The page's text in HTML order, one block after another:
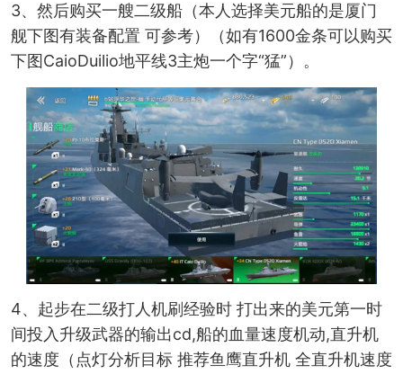
3、然后购买一艘二级船（本人选择美元船的是厦门
舰下图有装备配置 可参考）（如有1600金条可以购买
下图CaioDuilio地平线3主炮一个字“猛”）。
4、起步在二级打人机刷经验时 打出来的美元第一时
间投入升级武器的输出cd,船的血量速度机动,直升机
的速度（点灯分析目标 推荐鱼鹰直升机 全直升机速度